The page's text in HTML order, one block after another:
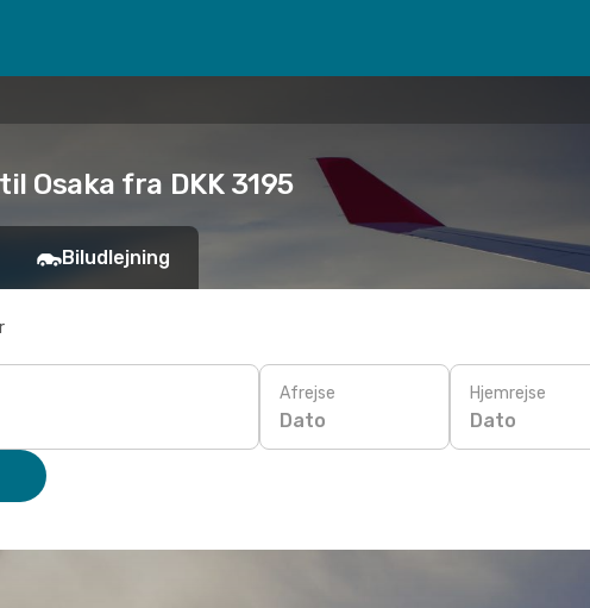
Osaka fra DKK 3195
Biludlejning
Afrejse
Dato
Hjemrejse
Dato